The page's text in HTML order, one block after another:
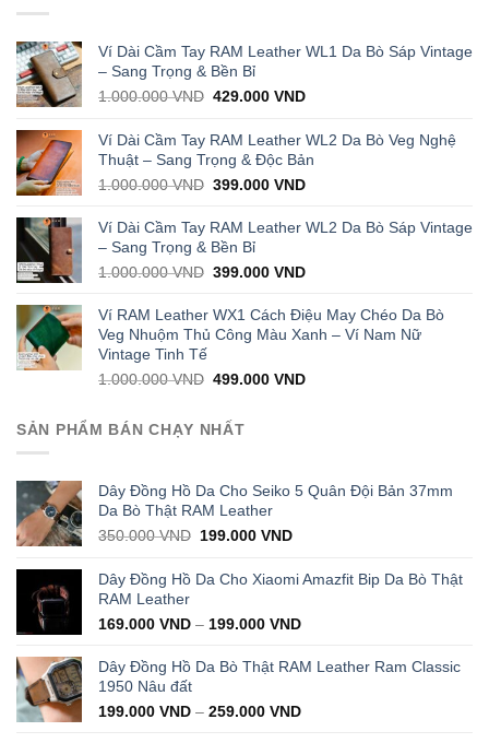
Ví Dài Cầm Tay RAM Leather WL1 Da Bò Sáp Vintage
– Sang Trọng & Bền Bỉ
1.000.000VND Original
was:
1.000.000 VND.
429.000VNDCurrent
is:
429.000 VND.
Ví Dài Cầm Tay RAM Leather WL2 Da Bò Veg Nghệ
Thuật – Sang Trọng & Độc Bản
1.000.000VND Original
was:
1.000.000 VND.
399.000VNDCurrent
is:
Ví Dài Cầm Tay RAM Leather WL2 Da Bò Sáp Vintage
– Sang Trọng & Bền Bỉ
1.000.000VND Original
was:
1.000.000 VND.
399.000VNDCurrent
is:
399.000 VND.
Ví RAM Leather WX1 Cách Điệu May Chéo Da Bò
Veg Nhuộm Thủ Công Màu Xanh – Ví Nam Nữ
Vintage Tinh Tế
1.000.000VND Original
was:
1.000.000 VND.
499.000VNDCurrent
SẢN PHẨM BÁN CHẠY NHẤT
Dây Đồng Hồ Da Cho Seiko 5 Quân Đội Bản 37mm
Da Bò Thật RAM Leather
350.000VND Original
was:
199.000VNDCurrent
is:
199.000 VND.
Dây Đồng Hồ Da Cho Xiaomi Amazfit Bip Da Bò Thật
RAM Leather
169.000 VND – 199.000 VND
Dây Đồng Hồ Da Bò Thật RAM Leather Ram Classic
1950 Nâu đất
199.000 VND – 259.000 VND